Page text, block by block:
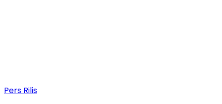
Pers Rilis